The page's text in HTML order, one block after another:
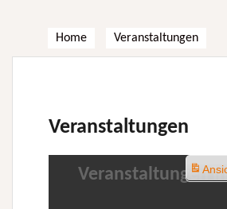
Home Veranstaltungen
Veranstaltungen
Veranstaltungen